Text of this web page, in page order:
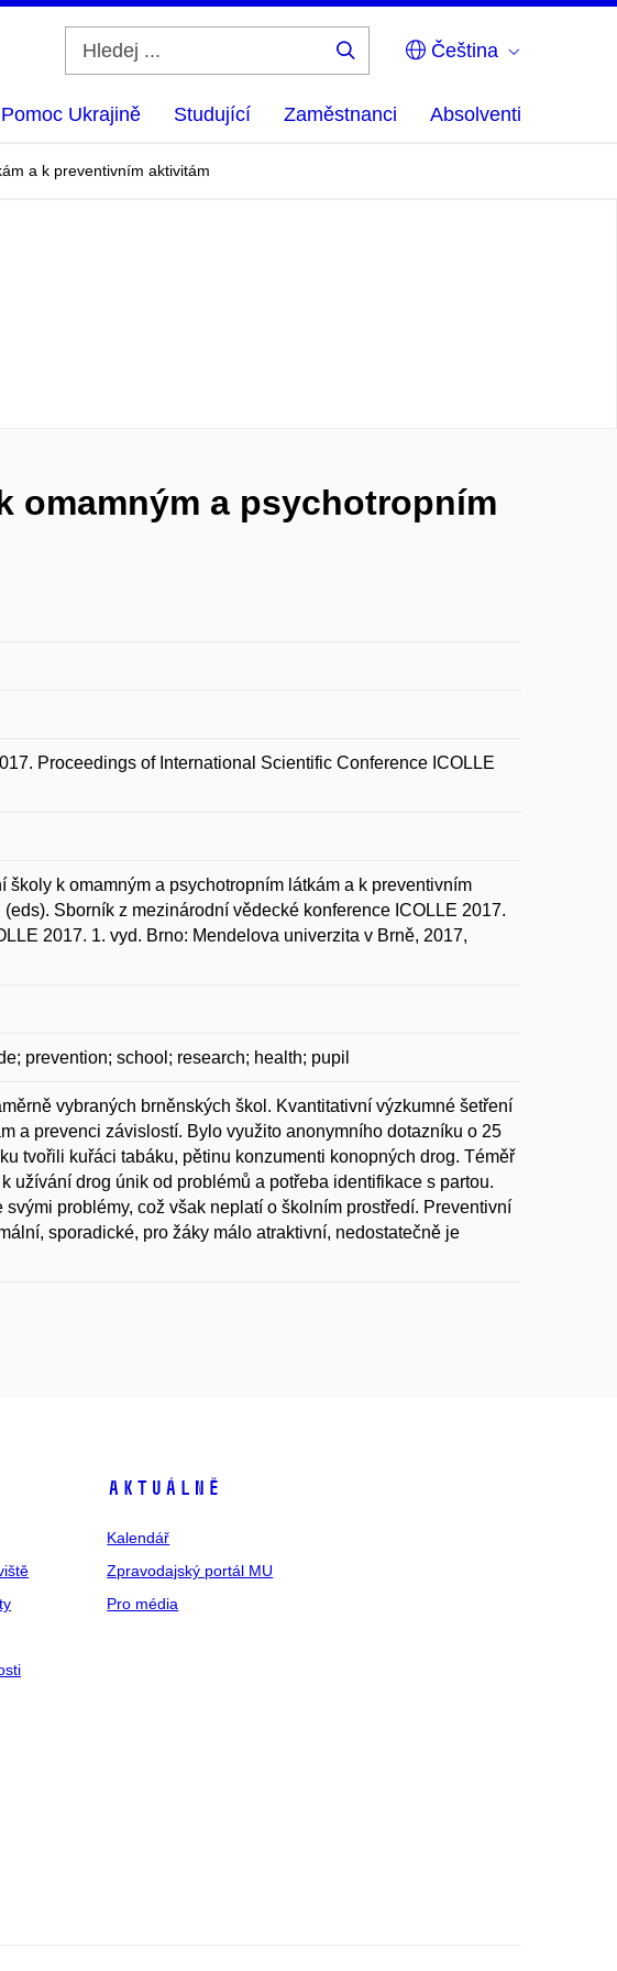
Čeština
Pomoc Ukrajině Studující Zaměstnanci Absolventi
a k preventivním aktivitám
omamným a psychotropním
Proceedings of International Scientific Conference ICOLLE
k omamným a psychotropním látkám a k preventivním
Sborník z mezinárodní vědecké konference ICOLLE 2017.
2017. 1. vyd. Brno: Mendelova univerzita v Brně, 2017,
prevention; school; research; health; pupil
vybraných brněnských škol. Kvantitativní výzkumné šetření
a prevenci závislostí. Bylo využito anonymního dotazníku o 25
tvořili kuřáci tabáku, pětinu konzumenti konopných drog. Téměř
drog únik od problémů a potřeba identifikace s partou.
problémy, což však neplatí o školním prostředí. Preventivní
sporadické, pro žáky málo atraktivní, nedostatečně je
Aktuálně
Kalendář
Zpravodajský portál MU
Pro média